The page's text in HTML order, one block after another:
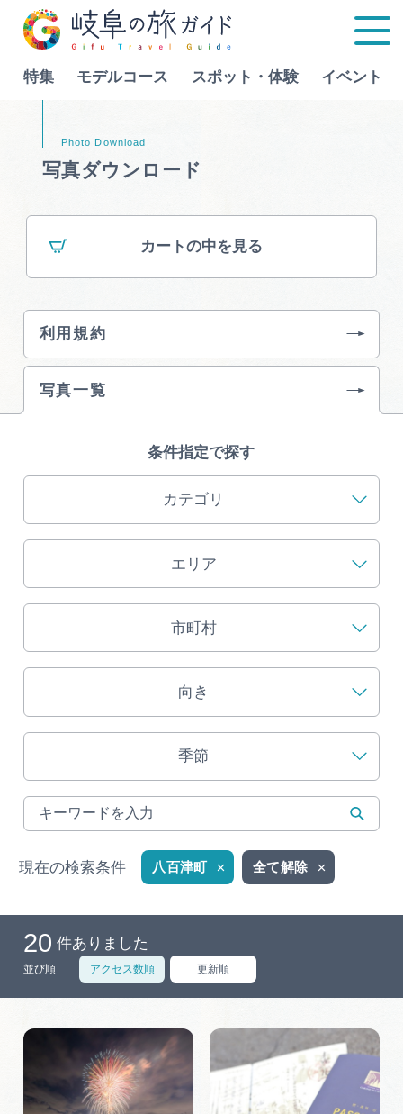
特集 モデルコース スポット・体験 イベント
モデルコース
グルメ
買い物・お土産
体験予約サイト「ＶＩＳＩＴ岐阜県」
岐阜県アウトドア観光キャンペーン
岐阜県まるごと観光エリアガイド
岐阜県観光データベース
旅行会社・観光事業者の皆様へ
フォトライブラリー
動画ライブラリー
Language
行きたいリストを見る
写真ダウンロード
写真一覧
利用規約
カートの中を見る
条件指定で探す
カテゴリ
エリア
市町村
向き
季節
現在の検索条件 八百津町 全て解除
20 件ありました
並び順 アクセス数順 更新順